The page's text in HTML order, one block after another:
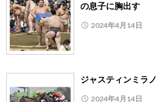
の息子に胸出す
2024年4月14日
ジャスティンミラ
2024年4月14日